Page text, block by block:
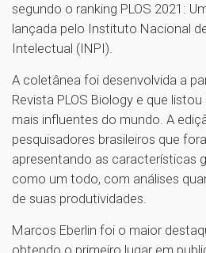
segundo o ranking PLOS 2021:
lançada pelo Instituto Nacional
Intelectual (INPI).
A coletânea foi desenvolvida a
Revista PLOS Biology e que
mais influentes do mundo. A
pesquisadores brasileiros que
apresentando as características
como um todo, com análises
de suas produtividades.
Marcos Eberlin foi o maior